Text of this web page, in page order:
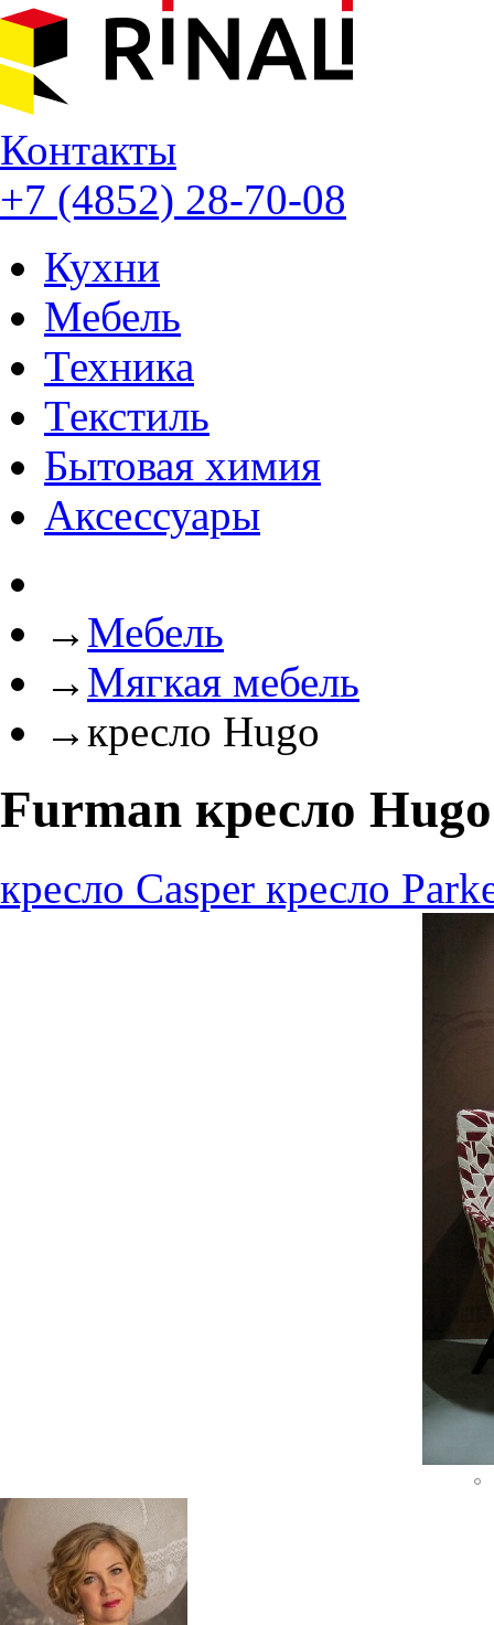
Контакты
+7 (4852) 28-70-08
Кухни
Мебель
Техника
Текстиль
Бытовая химия
Аксессуары
→ Мебель
→ Мягкая мебель
→кресло Hugo
Furman кресло Hugo
кресло Casper кресло